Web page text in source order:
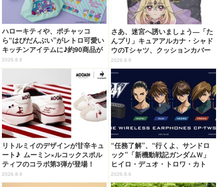
ハローキティや、ポチャッコ
ら“はぴだんぶい”がレトロ可愛い
キッチンアイテムに♪約90商品が
登場【212 KITCHEN STORE】
2026.8.8
さあ、迷宮へ誘いましょう―「た
んプリ」キュアアルカナ・シャド
ウのTシャツ、クッションカバー
などが新登場
2026.8.9
リトルミイのデザインが甘辛キュ
ート♪ ムーミン×ルコックスポル
ティフのコラボ第3弾が登場！
2026.8.9
“任務了解”、“行くよ、サンドロ
ック”「新機動戦記ガンダムＷ」
ヒイロ・デュオ・トロワ・カト
ル・五飛の声がする…！ 新規録
り下ろしボイス搭載のワイヤレス
2026.8.6